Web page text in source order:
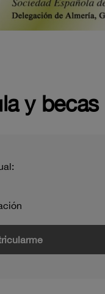
y becas